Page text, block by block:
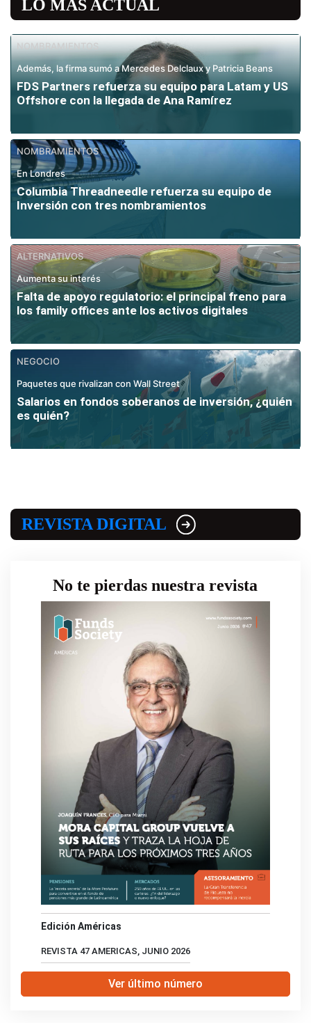
LO MÁS ACTUAL
NOMBRAMIENTOS
Además, la firma sumó a Mercedes Delclaux y Patricia Beans
FDS Partners refuerza su equipo para Latam y US
Offshore con la llegada de Ana Ramírez
NOMBRAMIENTOS
En Londres
Columbia Threadneedle refuerza su equipo de
Inversión con tres nombramientos
ALTERNATIVOS
Aumenta su interés
Falta de apoyo regulatorio: el principal freno para
los family offices ante los activos digitales
NEGOCIO
Paquetes que rivalizan con Wall Street
Salarios en fondos soberanos de inversión, ¿quién
es quién?
REVISTA DIGITAL
No te pierdas nuestra revista
Edición Américas
REVISTA 47 AMERICAS, JUNIO 2026
Ver último número